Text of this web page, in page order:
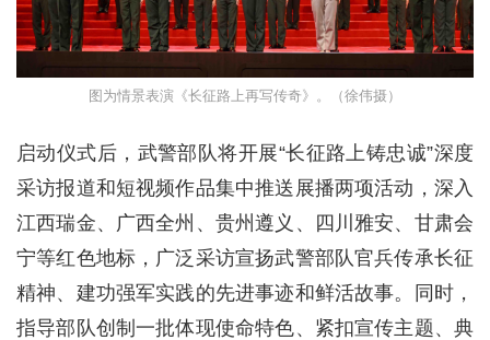
图为情景表演《长征路上再写传奇》。（徐伟摄）
启动仪式后，武警部队将开展“长征路上铸忠诚”深度
采访报道和短视频作品集中推送展播两项活动，深入
江西瑞金、广西全州、贵州遵义、四川雅安、甘肃会
宁等红色地标，广泛采访宣扬武警部队官兵传承长征
精神、建功强军实践的先进事迹和鲜活故事。同时，
指导部队创制一批体现使命特色、紧扣宣传主题、典